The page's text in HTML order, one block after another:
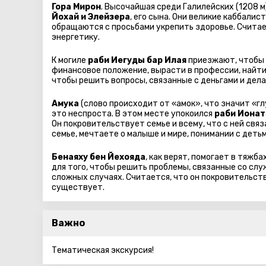
Гора Мирон. Высочайшая среди Галилейских (1208
Йохай и Элейзера, его сына. Они великие
обращаются с просьбами укрепить здоровье.
энергетику.
К могиле раби Иегуды бар Илаяприезжают, чтобы
финансовое положение, вырасти в профессии,
чтобы решить вопросы, связанные с деньгами и
Амука (слово происходит от «амок», что значит
это неспроста. В этом месте упокоился раби
Он покровительствует семье и всему, что с ней
семье, мечтаете о малыше и мире, понимании с
Бенаяху бен Йехояда, как верят, помогает в
для того, чтобы решить проблемы, связанные со
сложных случаях. Считается, что он
существует.
Важно
Тематическая экскурсия!